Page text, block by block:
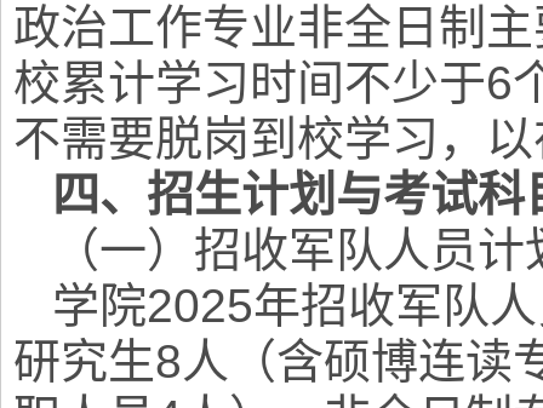
政治工作专业非全日制
校累计学习时间不少于6
不需要脱岗到校学习，
四、招生计划与考试科
（一）招收军队人员计
学院2025年招收军队
研究生8人（含硕博连读